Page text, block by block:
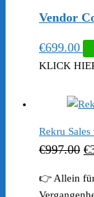
Vendor
€699.00
KLICK
Rekru
€997.00 €
👉 Allein